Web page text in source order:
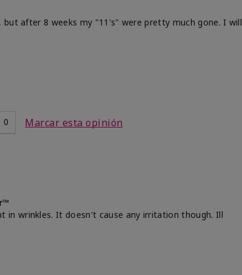
after 8 weeks my "11's" were pretty much gone. I will
0 Marcar esta opinión
in wrinkles. It doesn't cause any irritation though. Ill